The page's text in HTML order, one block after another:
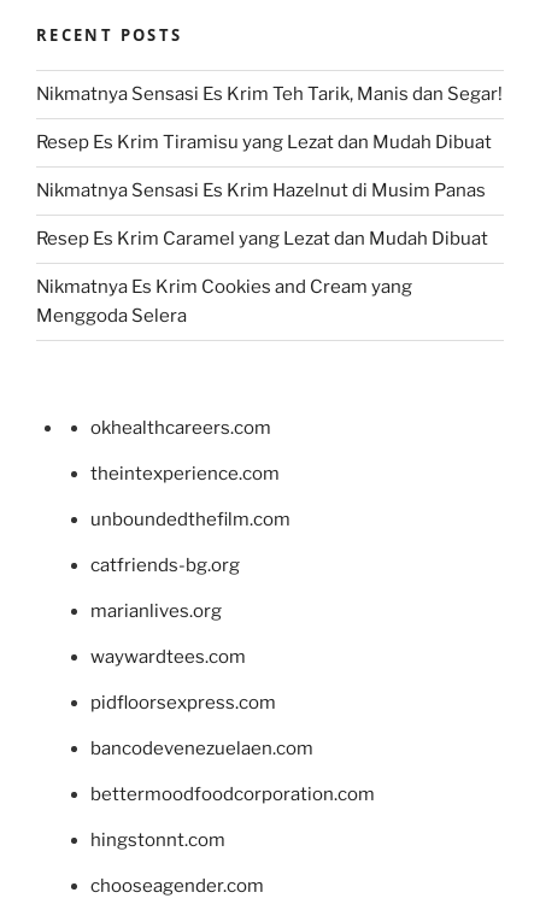
RECENT POSTS
Nikmatnya Sensasi Es Krim Teh Tarik, Manis dan Segar!
Resep Es Krim Tiramisu yang Lezat dan Mudah Dibuat
Nikmatnya Sensasi Es Krim Hazelnut di Musim Panas
Resep Es Krim Caramel yang Lezat dan Mudah Dibuat
Nikmatnya Es Krim Cookies and Cream yang
Menggoda Selera
okhealthcareers.com
theintexperience.com
unboundedthefilm.com
catfriends-bg.org
marianlives.org
waywardtees.com
pidfloorsexpress.com
bancodevenezuelaen.com
bettermoodfoodcorporation.com
hingstonnt.com
chooseagender.com